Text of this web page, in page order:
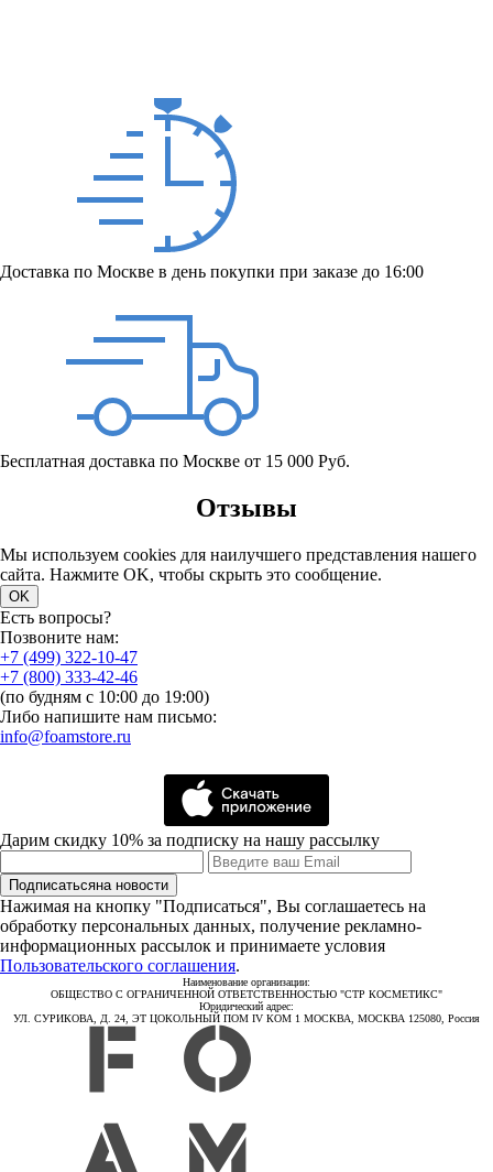
Доставка по Москве в день покупки при заказе до 16:00
Бесплатная доставка по Москве от 15 000 Руб.
Отзывы
Мы используем cookies для наилучшего представления нашего
сайта. Нажмите OK, чтобы скрыть это сообщение.
OK
Есть вопросы?
Позвоните нам:
+7 (499) 322-10-47
+7 (800) 333-42-46
(по будням с 10:00 до 19:00)
Либо напишите нам письмо:
info@foamstore.ru
Дарим скидку 10% за подписку на нашу рассылку
Подписатьсяна новости
Нажимая на кнопку "Подписаться", Вы соглашаетесь на
обработку персональных данных, получение рекламно-
информационных рассылок и принимаете условия
Пользовательского соглашения.
Наименование организации:
ОБЩЕСТВО С ОГРАНИЧЕННОЙ ОТВЕТСТВЕННОСТЬЮ "СТР КОСМЕТИКС"
Юридический адрес:
УЛ. СУРИКОВА, Д. 24, ЭТ ЦОКОЛЬНЫЙ ПОМ IV КОМ 1 МОСКВА, МОСКВА 125080, Россия